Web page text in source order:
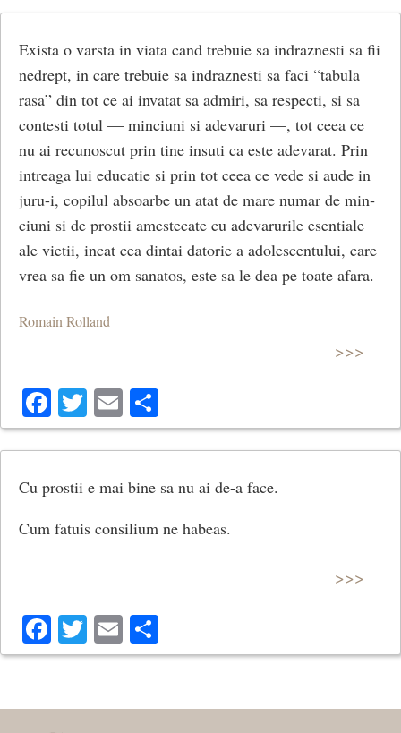
Exista o varsta in viata cand trebuie sa indraznesti sa fii
nedrept, in care trebuie sa indraznesti sa faci “tabula
rasa” din tot ce ai invatat sa admiri, sa respecti, si sa
contesti totul — minciuni si adevaruri —, tot ceea ce
nu ai recunoscut prin tine insuti ca este adevarat. Prin
intreaga lui educatie si prin tot ceea ce vede si aude in
juru-i, copilul absoarbe un atat de mare numar de min­
ciuni si de prostii amestecate cu adevarurile esentiale
ale vietii, incat cea dintai datorie a adolescentului, care
vrea sa fie un om sanatos, este sa le dea pe toate afara.
Romain Rolland
>>>
Facebook
Twitter
Email
Cu prostii e mai bine sa nu ai de-a face.
Cum fatuis consilium ne habeas.
>>>
Facebook
Twitter
Email